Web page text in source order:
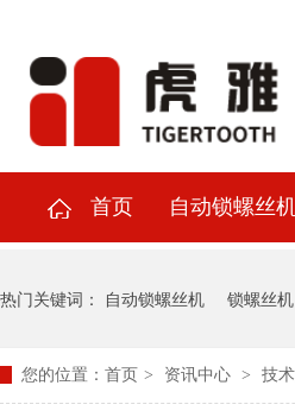
首页 自动锁螺丝
热门关键词： 自动锁螺丝机 锁螺丝机
您的位置： 首页 > 资讯中心 > 技